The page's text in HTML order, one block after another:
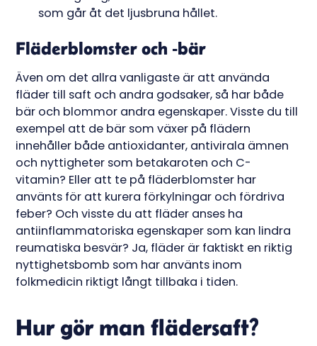
som går åt det ljusbruna hållet.
Fläderblomster och -bär
Även om det allra vanligaste är att använda
fläder till saft och andra godsaker, så har både
bär och blommor andra egenskaper. Visste du till
exempel att de bär som växer på flädern
innehåller både antioxidanter, antivirala ämnen
och nyttigheter som betakaroten och C-
vitamin? Eller att te på fläderblomster har
använts för att kurera förkylningar och fördriva
feber? Och visste du att fläder anses ha
antiinflammatoriska egenskaper som kan lindra
reumatiska besvär? Ja, fläder är faktiskt en riktig
nyttighetsbomb som har använts inom
folkmedicin riktigt långt tillbaka i tiden.
Hur gör man flädersaft?